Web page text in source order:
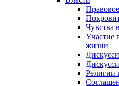
Чувства
Участие
жизни
Религии